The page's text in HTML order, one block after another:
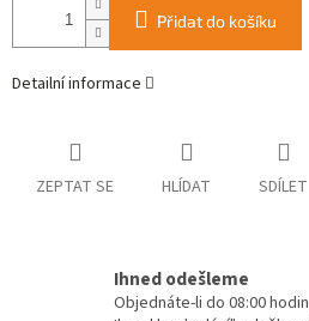
Přidat do košíku
Detailní informace
ZEPTAT SE HLÍDAT SDÍLET
Ihned odešleme
Objednáte-li do 08:00